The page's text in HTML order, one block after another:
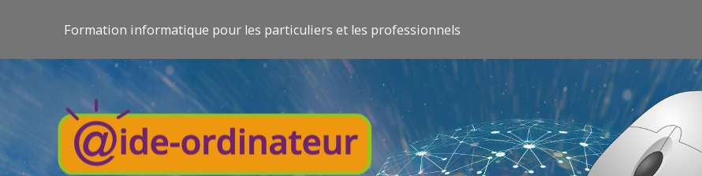
Formation informatique pour les particuliers et les professionnels